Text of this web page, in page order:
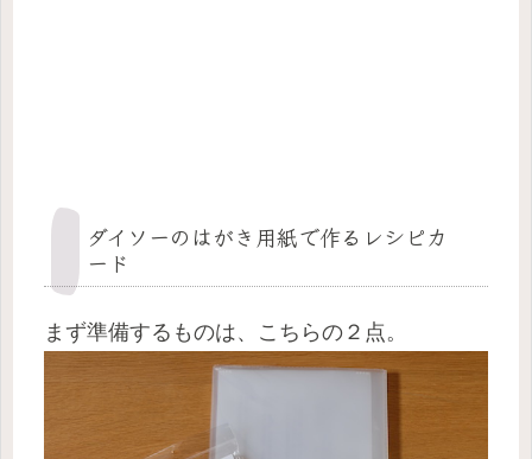
ダイソーのはがき用紙で作るレシピカ
ード
まず準備するものは、こちらの２点。